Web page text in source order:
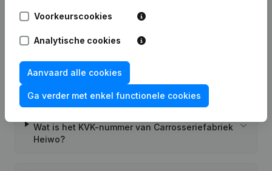
Personeel
Veelgestelde vragen
Wat is het KVK-nummer van Carrosseriefabriek
Heiwo?
Voorkeurscookies
Analytische cookies
Aanvaard alle cookies
Ga verder met enkel functionele cookies